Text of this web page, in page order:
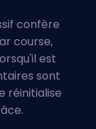
confère
course,
est
sont
réinitialise